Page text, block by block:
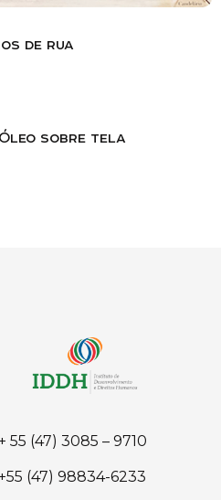
de rua
Óleo sobre tela
55 (47) 3085 – 9710
(47) 98834-6233